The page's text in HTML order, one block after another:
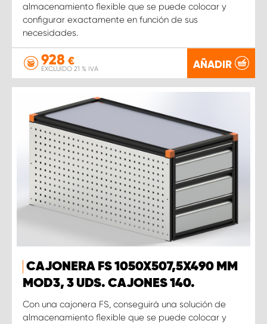
almacenamiento flexible que se puede colocar y
configurar exactamente en función de sus
necesidades.
928 €
EXCLUIDO 21 % IVA AÑADIR
CAJONERA FS 1050X507,5X490 MM
MOD3, 3 UDS. CAJONES 140.
Con una cajonera FS, conseguirá una solución de
almacenamiento flexible que se puede colocar y